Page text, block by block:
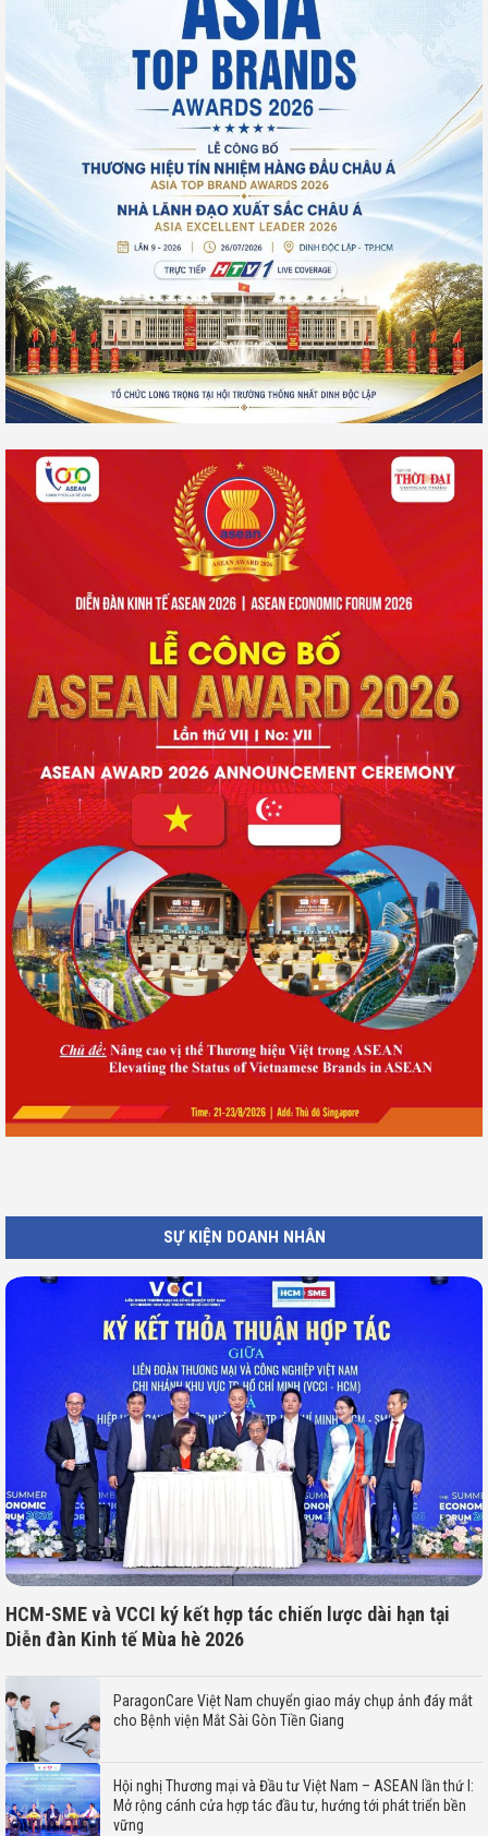
SỰ KIỆN DOANH NHÂN
HCM-SME và VCCI ký kết hợp tác chiến lược dài hạn tại
Diễn đàn Kinh tế Mùa hè 2026
ParagonCare Việt Nam chuyển giao máy chụp ảnh đáy mắt
cho Bệnh viện Mắt Sài Gòn Tiền Giang
Hội nghị Thương mại và Đầu tư Việt Nam – ASEAN lần thứ I:
Mở rộng cánh cửa hợp tác đầu tư, hướng tới phát triển bền
vững